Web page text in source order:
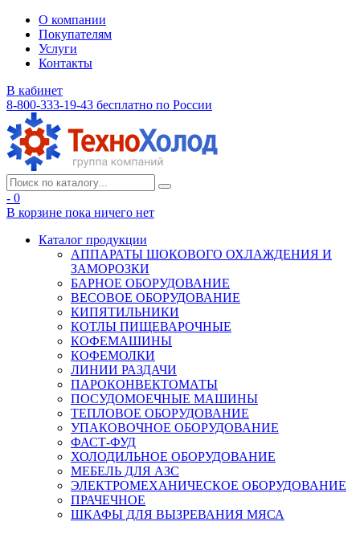
О компании
Покупателям
Услуги
Контакты
В кабинет
8-800-333-19-43 бесплатно по России
- 0
В корзине пока ничего нет
Каталог продукции
АППАРАТЫ ШОКОВОГО ОХЛАЖДЕНИЯ И
ЗАМОРОЗКИ
БАРНОЕ ОБОРУДОВАНИЕ
ВЕСОВОЕ ОБОРУДОВАНИЕ
КИПЯТИЛЬНИКИ
КОТЛЫ ПИЩЕВАРОЧНЫЕ
КОФЕМАШИНЫ
КОФЕМОЛКИ
ЛИНИИ РАЗДАЧИ
ПАРОКОНВЕКТОМАТЫ
ПОСУДОМОЕЧНЫЕ МАШИНЫ
ТЕПЛОВОЕ ОБОРУДОВАНИЕ
УПАКОВОЧНОЕ ОБОРУДОВАНИЕ
ФАСТ-ФУД
ХОЛОДИЛЬНОЕ ОБОРУДОВАНИЕ
МЕБЕЛЬ ДЛЯ АЗС
ЭЛЕКТРОМЕХАНИЧЕСКОЕ ОБОРУДОВАНИЕ
ПРАЧЕЧНОЕ
ШКАФЫ ДЛЯ ВЫЗРЕВАНИЯ МЯСА